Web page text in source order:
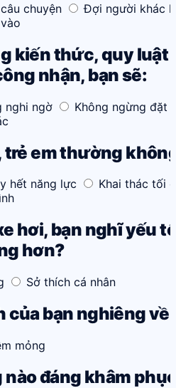
chuyện
Đợi người khác
kiến thức, quy luật
nhận, bạn sẽ:
nghi ngờ
Không ngừng đặt
trẻ em thường
hết năng lực
Khai thác tối
hơi, bạn nghĩ yếu tố
hơn?
Sở thích cá nhân
của bạn nghiêng về:
mỏng
nào đáng khâm